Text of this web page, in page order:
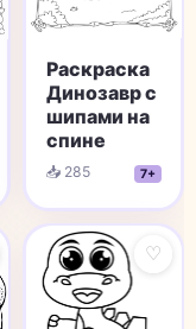
Раскраска
Динозавр с
шипами на
спине
📥 285 7+
♡